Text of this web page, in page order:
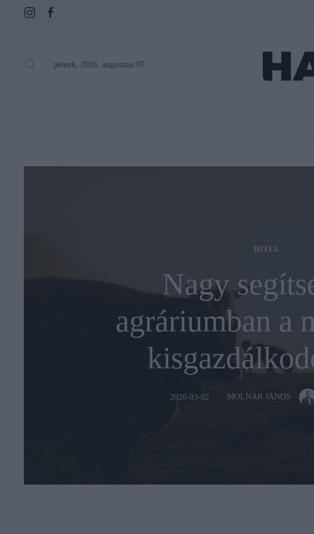
péntek, 2026. augusztus 07.
HITEL
Nagy
agráriumban a
2026-03-02 MOLNÁR JÁNOS